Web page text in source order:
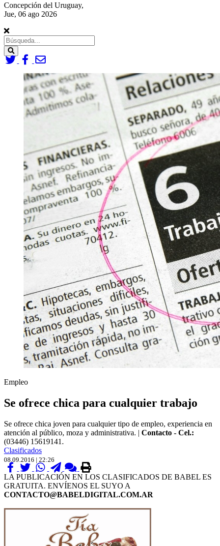
Concepción del Uruguay,
Jue, 06 ago 2026
Search
Empleo
Se ofrece chica para cualquier trabajo
Se ofrece chica joven para cualquier tipo de empleo, experiencia en
atención al público, moza y administrativa. | Contacto - Cel.:
(03446) 15619141.
Clasificados
08.09.2016 | 22:26
LA PUBLICACIÓN EN LOS CLASIFICADOS DE BABEL ES
GRATUITA. ENVÍENOS EL SUYO A
CONTACTO@BABELDIGITAL.COM.AR